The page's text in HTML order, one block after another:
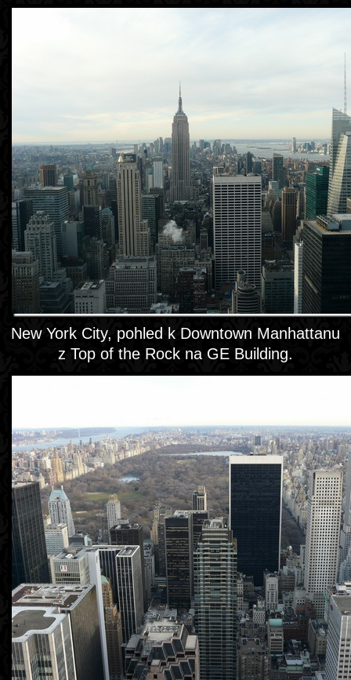
New York City, pohled k Downtown Manhattanu
z Top of the Rock na GE Building.